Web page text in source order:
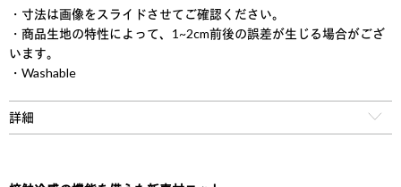
・寸法は画像をスライドさせてご確認ください。
・商品生地の特性によって、1~2cm前後の誤差が生じる場合がござ
います。
・Washable
詳細